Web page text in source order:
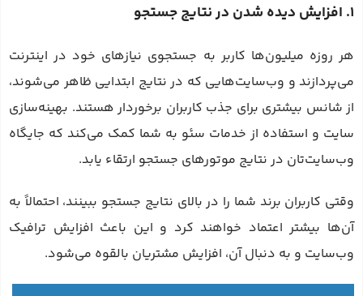
1. افزایش دیده شدن در نتایج جستجو
هر روزه میلیون‌ها کاربر به جستجوی نیازهای خود در اینترنت
می‌پردازند و وب‌سایت‌هایی که در نتایج ابتدایی ظاهر می‌شوند،
از شانس بیشتری برای جذب کاربران برخوردار هستند. بهینه‌سازی
سایت و استفاده از خدمات سئو به شما کمک می‌کند که جایگاه
وب‌سایت‌تان در نتایج موتورهای جستجو ارتقاء یابد.
وقتی کاربران برند شما را در بالای نتایج جستجو ببینند، احتمالاً به
آن‌ها بیشتر اعتماد خواهند کرد و این باعث افزایش ترافیک
وب‌سایت و به دنبال آن، افزایش مشتریان بالقوه می‌شود.